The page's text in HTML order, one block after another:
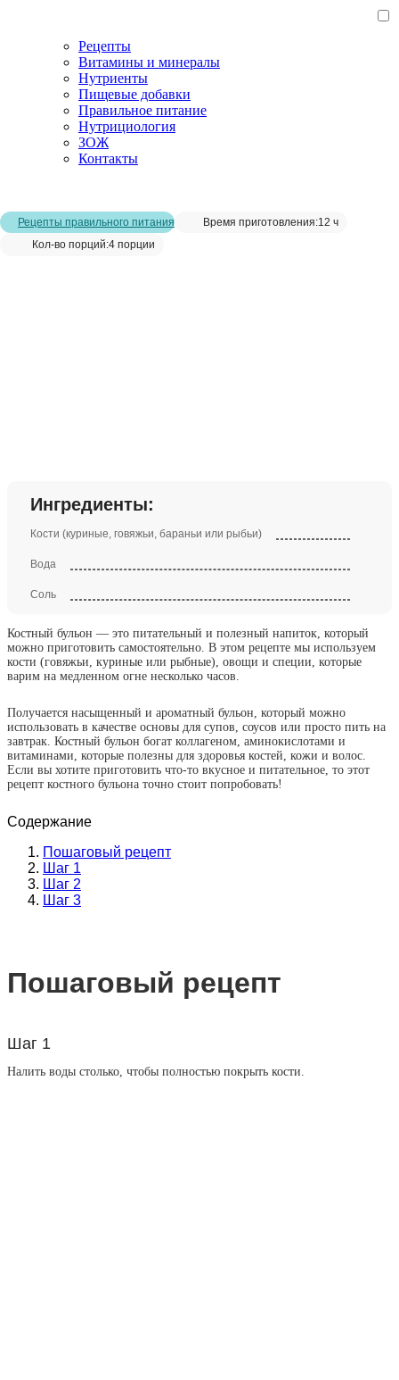
Рецепты
Витамины и минералы
Нутриенты
Пищевые добавки
Правильное питание
Нутрициология
ЗОЖ
Контакты
Рецепты правильного питания Время приготовления:12 ч
Кол-во порций:4 порции
Ингредиенты:
Кости (куриные, говяжьи, бараньи или рыбьи)
Вода
Соль
Костный бульон — это питательный и полезный напиток, который
можно приготовить самостоятельно. В этом рецепте мы используем
кости (говяжьи, куриные или рыбные), овощи и специи, которые
варим на медленном огне несколько часов.
Получается насыщенный и ароматный бульон, который можно
использовать в качестве основы для супов, соусов или просто пить на
завтрак. Костный бульон богат коллагеном, аминокислотами и
витаминами, которые полезны для здоровья костей, кожи и волос.
Если вы хотите приготовить что-то вкусное и питательное, то этот
рецепт костного бульона точно стоит попробовать!
Содержание
Пошаговый рецепт
Шаг 1
Шаг 2
Шаг 3
Пошаговый рецепт
Шаг 1
Налить воды столько, чтобы полностью покрыть кости.